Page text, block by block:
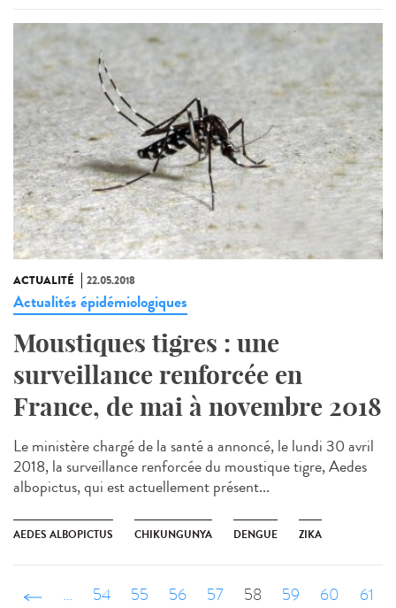
ACTUALITÉ 22.05.2018
Actualités épidémiologiques
Moustiques tigres : une
surveillance renforcée en
France, de mai à novembre 2018
Le ministère chargé de la santé a annoncé, le lundi 30 avril
2018, la surveillance renforcée du moustique tigre, Aedes
albopictus, qui est actuellement présent...
AEDES ALBOPICTUS CHIKUNGUNYA DENGUE ZIKA
‹ précédent
… 54 55 56 57 58 59 60 61